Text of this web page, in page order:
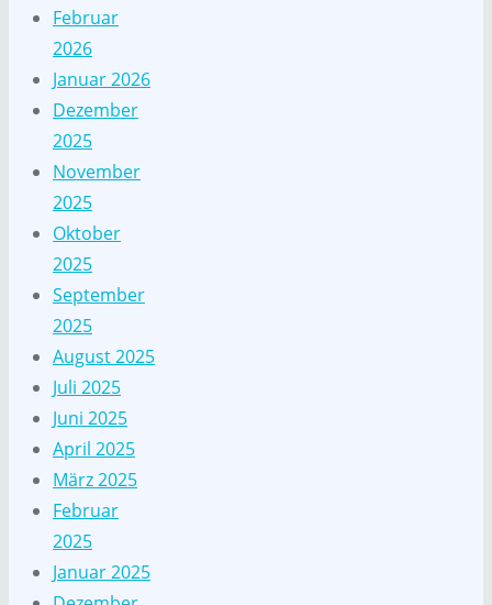
Februar
2026
Januar 2026
Dezember
2025
November
2025
Oktober
2025
September
2025
August 2025
Juli 2025
Juni 2025
April 2025
März 2025
Februar
2025
Januar 2025